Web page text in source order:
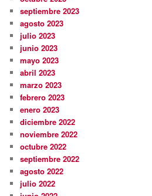
septiembre 2023
agosto 2023
julio 2023
junio 2023
mayo 2023
abril 2023
marzo 2023
febrero 2023
enero 2023
diciembre 2022
noviembre 2022
octubre 2022
septiembre 2022
agosto 2022
julio 2022